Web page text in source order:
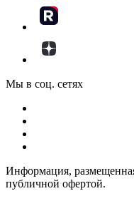
Мы в соц. сетях
Информация,
публичной офертой.